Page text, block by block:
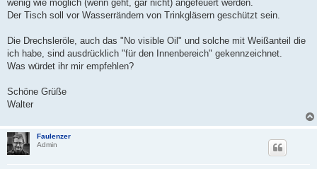
wenig wie möglich (wenn geht, gar nicht) angefeuert werden.
Der Tisch soll vor Wasserrändern von Trinkgläsern geschützt sein.
Die Drechsleröle, auch das "No visible Oil" und solche mit Weißanteil die
ich habe, sind ausdrücklich "für den Innenbereich" gekennzeichnet.
Was würdet ihr mir empfehlen?
Schöne Grüße
Walter
Faulenzer
Admin